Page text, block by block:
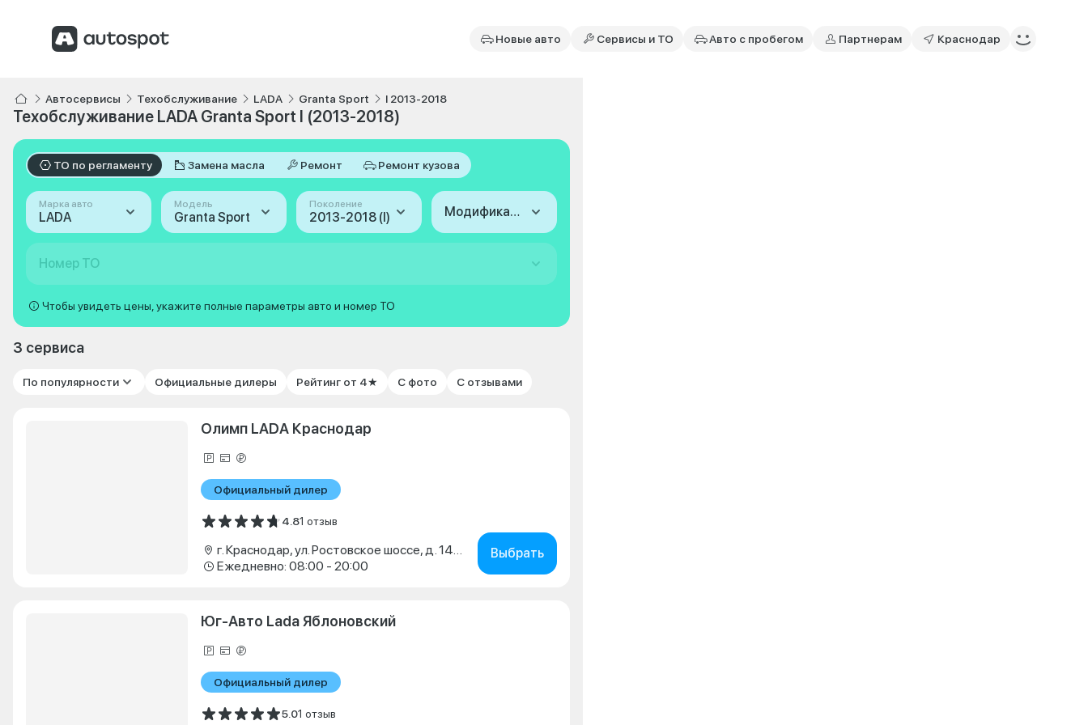
Новые авто Сервисы и ТО Авто с пробегом Партнерам Краснодар
Автосервисы Техобслуживание LADA Granta Sport I 2013-2018
Техобслуживание LADA Granta Sport I (2013-2018)
ТО по регламенту Замена масла Ремонт Ремонт кузова
Марка авто
LADA
Модель
Granta Sport
Поколение
2013-2018 (I) Модификация
Номер ТО
Чтобы увидеть цены, укажите полные параметры авто и номер ТО
3 сервиса
По популярности Официальные дилеры Рейтинг от 4★ С фото С отзывами
Олимп LADA Краснодар
Официальный дилер
4.81 отзыв
г. Краснодар, ул. Ростовское шоссе, д. 14/3
Ежедневно: 08:00 - 20:00
Выбрать
Юг-Авто Lada Яблоновский
Официальный дилер
5.01 отзыв